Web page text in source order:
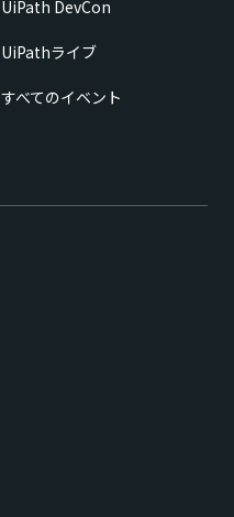
UiPath DevCon
UiPathライブ
すべてのイベント